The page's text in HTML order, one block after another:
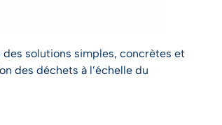
solutions simples, concrètes et
des déchets à l’échelle du